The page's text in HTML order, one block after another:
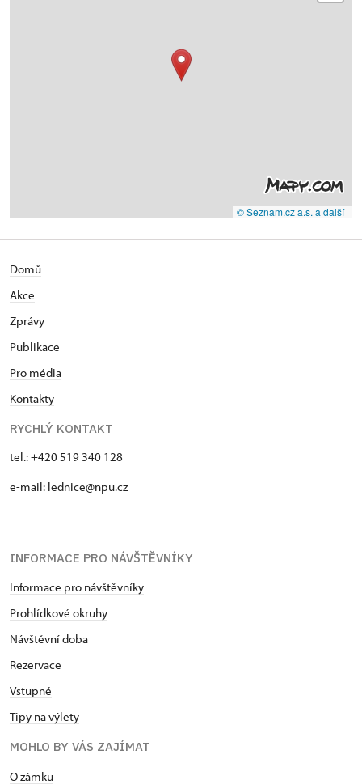
© Seznam.cz a.s. a další
Domů
Akce
Zprávy
Publikace
Pro média
Kontakty
RYCHLÝ KONTAKT
tel.: +420 519 340 128
e-mail: lednice@npu.cz
INFORMACE PRO NÁVŠTĚVNÍKY
Informace pro návštěvníky
Prohlídkové okruhy
Návštěvní doba
Rezervace
Vstupné
Tipy na výlety
MOHLO BY VÁS ZAJÍMAT
O zámku